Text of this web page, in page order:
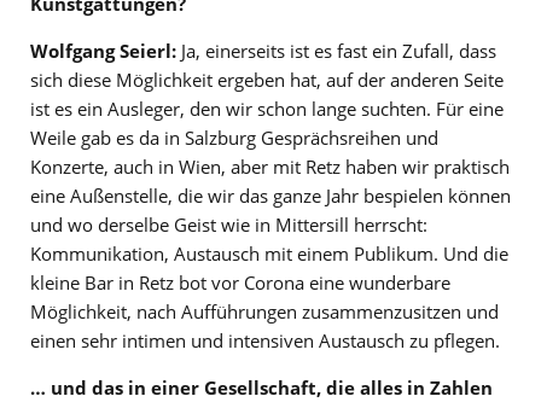
Wolfgang Seierl: Ja, einerseits ist es fast ein Zufall, dass
sich diese Möglichkeit ergeben hat, auf der anderen Seite
ist es ein Ausleger, den wir schon lange suchten. Für eine
Weile gab es da in Salzburg Gesprächsreihen und
Konzerte, auch in Wien, aber mit Retz haben wir praktisch
eine Außenstelle, die wir das ganze Jahr bespielen können
und wo derselbe Geist wie in Mittersill herrscht:
Kommunikation, Austausch mit einem Publikum. Und die
kleine Bar in Retz bot vor Corona eine wunderbare
Möglichkeit, nach Aufführungen zusammenzusitzen und
einen sehr intimen und intensiven Austausch zu pflegen.
… und das in einer Gesellschaft, die alles in Zahlen